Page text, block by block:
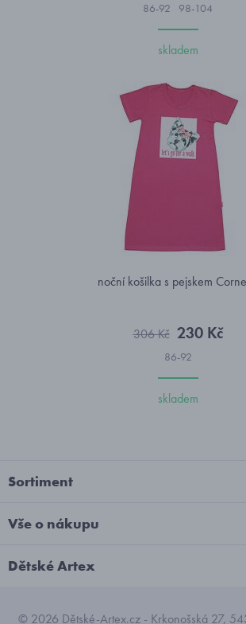
86-92 98-104
skladem
noční košilka s pejskem
306 Kč 230 Kč
86-92
skladem
Sortiment
Vše o nákupu
Dětské Artex
© 2026 Dětské-Artex.cz - Krkonošská 27,